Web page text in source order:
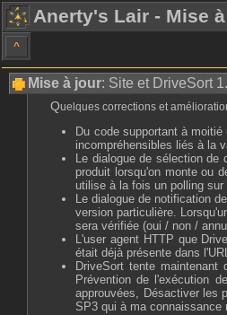
Anerty's Lair - Mise
^
Mise à jour: Site et DriveSort
Quelques corrections et
Du code supportant à
incompréhensibles liés à la
Le dialogue de sélection de
produit lorsqu'on monte ou
utilise à la fois un polling
Le dialogue de notification
version particulière.
sera vérifiée (oui / non /
L'user agent HTTP que
était déjà présente dans
DriveSort tente
Prévention de l'exécution
approuvées, Désactiver les
SP3 qui à ma connaissance